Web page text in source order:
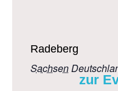
Radeberg
Sachsen
zur